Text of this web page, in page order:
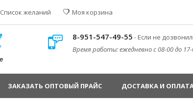
Список желаний Моя корзина
8-951-547-49-55 - Если не
Время работы: ежедневно с 08-00 до
ЗАКАЗАТЬ ОПТОВЫЙ ПРАЙС ДОСТАВКА И